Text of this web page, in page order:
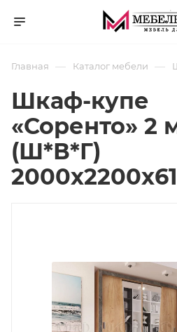
Главная — Каталог мебели —
Шкаф-купе
«Соренто» 2
(Ш*В*Г)